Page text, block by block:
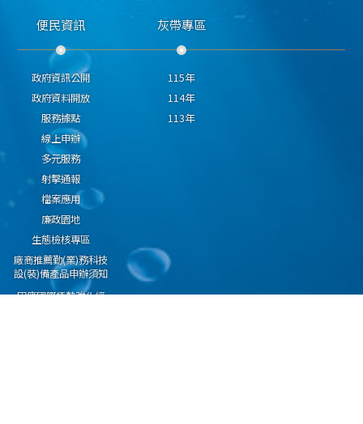
便民資訊
政府資訊公開
政府資料開放
服務據點
線上申辦
多元服務
射擊通報
檔案應用
廉政園地
生態檢核專區
廠商推薦勤(業)務科技
設(裝)備產品申辦須知
因應國際情勢強化經
灰帶專區
115年
114年
113年